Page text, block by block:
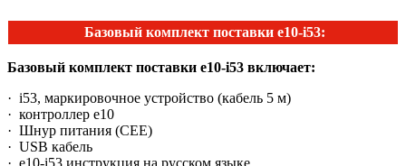
Базовый комплект поставки e10-i53:
Базовый комплект поставки e10-i53 включает:
· i53, маркировочное устройство (кабель 5 м)
· контроллер e10
· Шнур питания (СЕЕ)
· USB кабель
· е10-i53 инструкция на русском языке